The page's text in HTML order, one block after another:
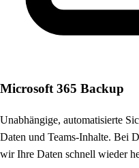
Microsoft 365 Backup
Unabhängige, automatisierte
Daten und Teams-Inhalte. Bei
wir Ihre Daten schnell wieder